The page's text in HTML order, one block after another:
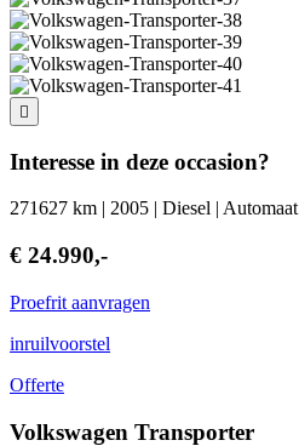
Interesse in deze occasion?
271627 km | 2005 | Diesel | Automaat
€ 24.990,-
Proefrit aanvragen
inruilvoorstel
Offerte
Volkswagen Transporter